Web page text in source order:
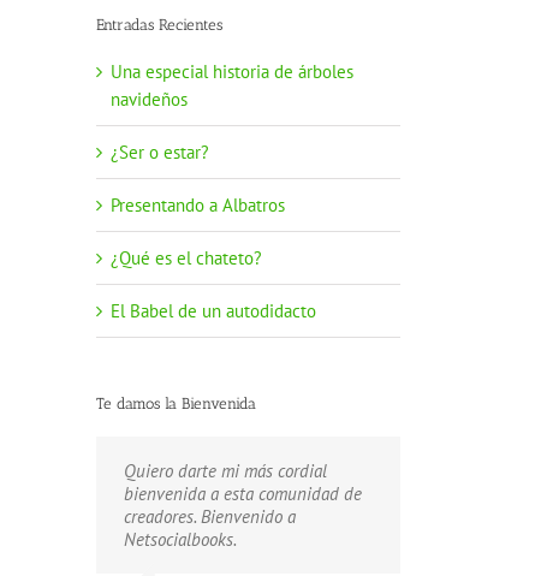
Entradas Recientes
Una especial historia de árboles
navideños
¿Ser o estar?
Presentando a Albatros
¿Qué es el chateto?
El Babel de un autodidacto
Te damos la Bienvenida
Quiero darte mi más cordial
bienvenida a esta comunidad de
creadores. Bienvenido a
Netsocialbooks.
Estamos aquí para ayudarte a
publicar tus creaciones.
Bienvenido a Netsocialbooks.
Unete a nuestra Comunidad de
escritores. Bienvenido a
Netsocialbooks.